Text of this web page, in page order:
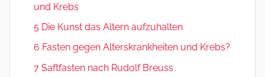
und Krebs
5 Die Kunst das Altern aufzuhalten
6 Fasten gegen Alterskrankheiten und Krebs?
7 Saftfasten nach Rudolf Breuss